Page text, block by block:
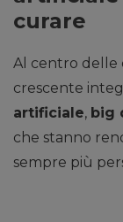
curare
Al centro delle
crescente
artificiale, big
che stanno
sempre più